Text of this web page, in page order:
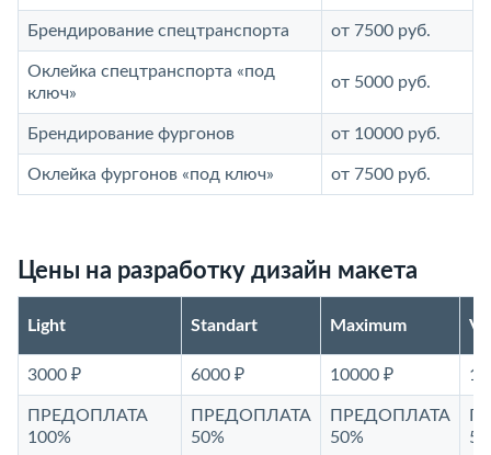
Брендирование спецтранспорта от 7500 руб.
Оклейка спецтранспорта «под
ключ»
от 5000 руб.
Брендирование фургонов от 10000 руб.
Оклейка фургонов «под ключ» от 7500 руб.
Цены на разработку дизайн макета
Light Standart Maximum
3000 ₽ 6000 ₽ 10000 ₽
ПРЕДОПЛАТА
100%
ПРЕДОПЛАТА
50%
ПРЕДОПЛАТА
50%